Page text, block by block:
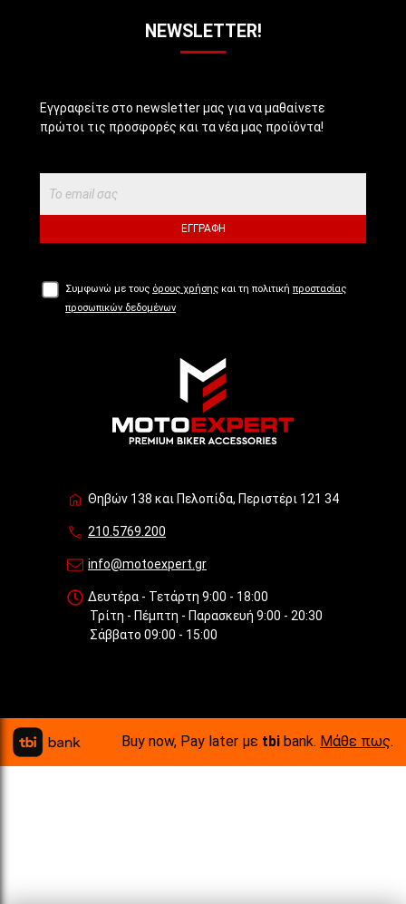
NEWSLETTER!
Εγγραφείτε στο newsletter μας για να μαθαίνετε
πρώτοι τις προσφορές και τα νέα μας προϊόντα!
ΕΓΓΡΑΦΉ
Συμφωνώ με τους όρους χρήσης και τη πολιτική προστασίας
προσωπικών δεδομένων
Θηβών 138 και Πελοπίδα, Περιστέρι 121 34
210.5769.200
info@motoexpert.gr
Δευτέρα - Τετάρτη 9:00 - 18:00
Τρίτη - Πέμπτη - Παρασκευή 9:00 - 20:30
Σάββατο 09:00 - 15:00
Buy now, Pay later με tbi bank. Μάθε πως.